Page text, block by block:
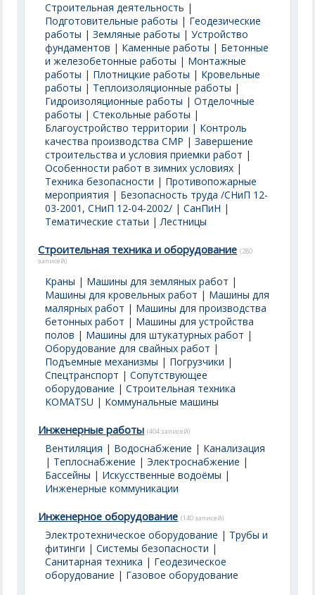
Строительная деятельность |
Подготовительные работы | Геодезические
работы |Земляные работы |Устройство
фундаментов | Каменные работы | Бетонные
и железобетонные работы | Монтажные
работы | Плотницкие работы | Кровельные
работы | Теплоизоляционные работы |
Гидроизоляционные работы |Отделочные
работы |Стекольные работы |
Благоустройство территории | Контроль
качества производства СМР |Завершение
строительства и условия приемки работ |
Особенности работ в зимних условиях |
Техника безопасности | Противопожарные
мероприятия | Безопасность труда /СНиП 12-
03-2001, СНиП 12-04-2002/ |СанПиН |
Тематические статьи |Лестницы
Строительная техника и оборудование (280
записей)
Краны | Машины для земляных работ |
Машины для кровельных работ | Машины для
малярных работ | Машины для производства
бетонных работ | Машины для устройства
полов | Машины для штукатурных работ |
Оборудование для свайных работ |
Подъемные механизмы | Погрузчики |
Спецтранспорт |Сопутствующее
оборудование |Строительная техника
KOMATSU | Коммунальные машины
Инженерные работы (404 записей)
Вентиляция | Водоснабжение | Канализация
| Теплоснабжение |Электроснабжение |
Бассейны | Искусственные водоёмы |
Инженерные коммуникации
Инженерное оборудование (140 записей)
Электротехническое оборудование | Трубы и
фитинги |Системы безопасности |
Санитарная техника | Геодезическое
оборудование | Газовое оборудование